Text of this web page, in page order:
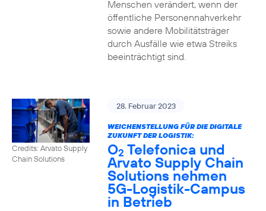
Menschen verändert, wenn der
öffentliche Personennahverkehr
sowie andere Mobilitätsträger
durch Ausfälle wie etwa Streiks
beeinträchtigt sind.
Credits: Arvato Supply
Chain Solutions
28. Februar 2023
WEICHENSTELLUNG FÜR DIE DIGITALE
ZUKUNFT DER LOGISTIK:
O2 Telefonica und
Arvato Supply Chain
Solutions nehmen
5G-Logistik-Campus
in Betrieb